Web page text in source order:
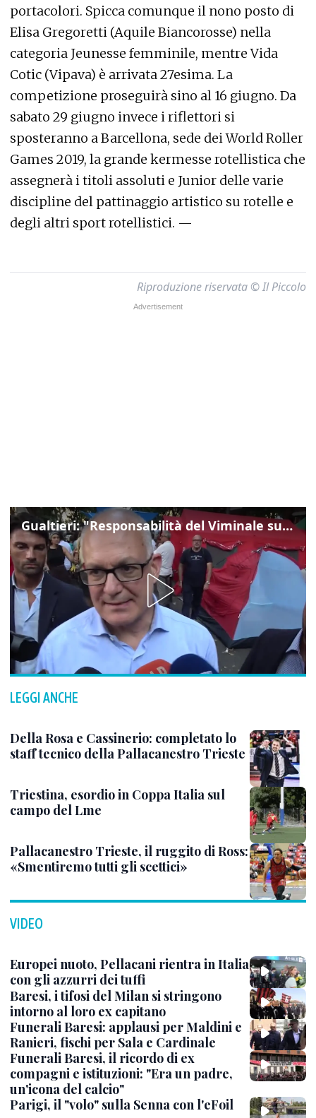
portacolori. Spicca comunque il nono posto di
Elisa Gregoretti (Aquile Biancorosse) nella
categoria Jeunesse femminile, mentre Vida
Cotic (Vipava) è arrivata 27esima. La
competizione proseguirà sino al 16 giugno. Da
sabato 29 giugno invece i riflettori si
sposteranno a Barcellona, sede dei World Roller
Games 2019, la grande kermesse rotellistica che
assegnerà i titoli assoluti e Junior delle varie
discipline del pattinaggio artistico su rotelle e
degli altri sport rotellistici. —
Riproduzione riservata © Il Piccolo
Gualtieri: "Responsabilità del Viminale su Spin Time? La posizione dei partiti è nota"
LEGGI ANCHE
Della Rosa e Cassinerio: completato lo
staff tecnico della Pallacanestro Trieste
Triestina, esordio in Coppa Italia sul
campo del Lme
Pallacanestro Trieste, il ruggito di Ross:
«Smentiremo tutti gli scettici»
VIDEO
Europei nuoto, Pellacani rientra in Italia
con gli azzurri dei tuffi
Baresi, i tifosi del Milan si stringono
intorno al loro ex capitano
Funerali Baresi: applausi per Maldini e
Ranieri, fischi per Sala e Cardinale
Funerali Baresi, il ricordo di ex
compagni e istituzioni: "Era un padre,
un'icona del calcio"
Parigi, il "volo" sulla Senna con l'eFoil